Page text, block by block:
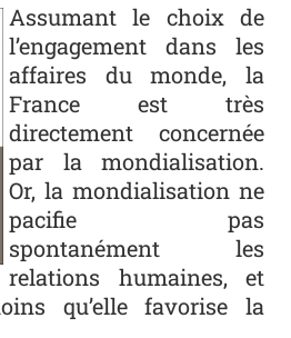
Photo
Assumant le choix de
l’engagement dans les
affaires du monde, la
France est très
directement concernée
par la mondialisation.
Or, la mondialisation ne
pacifie pas
spontanément les
relations humaines, et
qu’elle favorise la